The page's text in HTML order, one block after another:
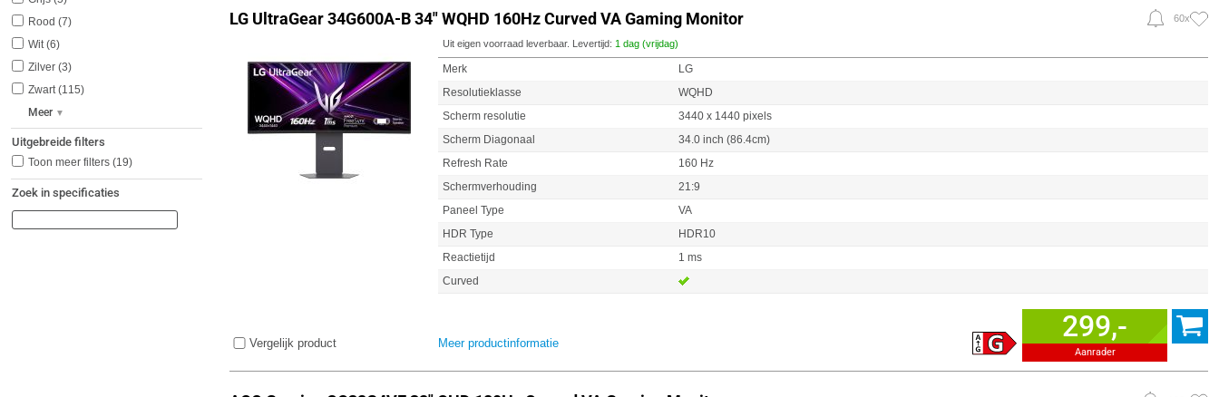
Rood
7
Wit 6
Zilver 3
Zwart 115
Meer
Uitgebreide filters
Toon meer filters (19)
Zoek in specificaties
LG UltraGear 34G600A-B 34" WQHD 160Hz Curved VA Gaming Monitor 60x
Uit eigen voorraad leverbaar. Levertijd: 1 dag (vrijdag)
Merk
LG
Resolutieklasse
WQHD
Scherm resolutie
3440 x 1440 pixels
Scherm Diagonaal
34.0 inch (86.4cm)
Refresh Rate
160 Hz
Schermverhouding
21:9
Paneel Type
VA
HDR Type
HDR10
Reactietijd
1 ms
Curved
Vergelijk product Meer productinformatie 299,-
Aanrader